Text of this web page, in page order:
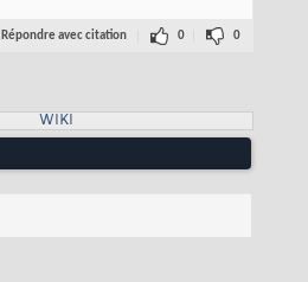
Répondre avec citation 0 0
WIKI